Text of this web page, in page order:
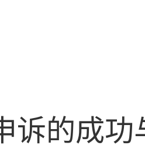
诉的成功